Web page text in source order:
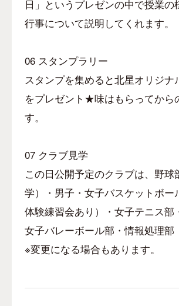
日」というプレゼンの中で授業の
行事について説明してくれます。
06 スタンプラリー
スタンプを集めると北星オリジナ
をプレゼント★味はもらってから
す。
07 クラブ見学
この日公開予定のクラブは、野球
学）・男子・女子バスケットボー
体験練習会あり）・女子テニス部
女子バレーボール部・情報処理部
※変更になる場合もあります。